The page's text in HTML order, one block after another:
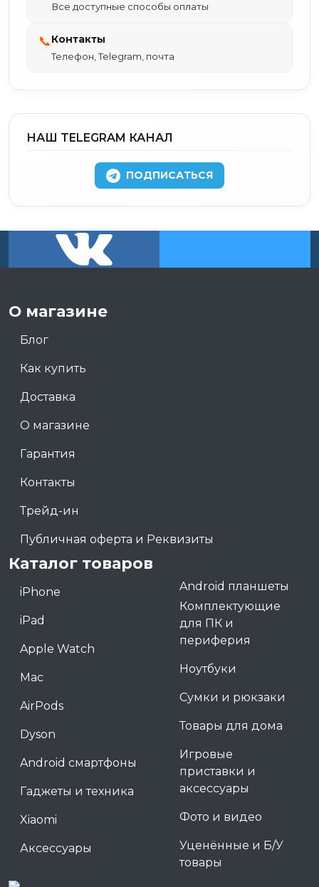
Все доступные способы оплаты
📞Контакты
Телефон, Telegram, почта
НАШ TELEGRAM КАНАЛ
ПОДПИСАТЬСЯ
О магазине
Блог
Как купить
Доставка
О магазине
Гарантия
Контакты
Трейд-ин
Публичная оферта и Реквизиты
Каталог товаров
iPhone
iPad
Apple Watch
Mac
AirPods
Dyson
Android смартфоны
Гаджеты и техника
Xiaomi
Аксессуары
Android планшеты
Комплектующие
для ПК и
периферия
Ноутбуки
Сумки и рюкзаки
Товары для дома
Игровые
приставки и
аксессуары
Фото и видео
Уценённые и Б/У
товары